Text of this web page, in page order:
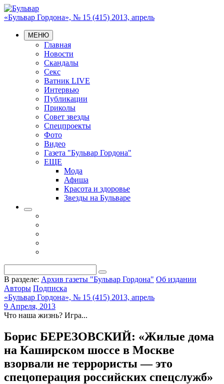
«Бульвар Гордона», № 15 (415) 2013, апрель
МЕНЮ
Главная
Новости
Скандалы
Секс
Ватник LIVE
Интервью
Публикации
Приколы
Совет звезды
Спецпроекты
Фото
Видео
Газета "Бульвар Гордона"
ЕЩЕ
Мода
Афиша
Красота и здоровье
Звезды на Бульваре
В разделе: Архив газеты "Бульвар Гордона" Об издании
Авторы Подписка
«Бульвар Гордона», № 15 (415) 2013, апрель
9 Апреля, 2013
Что наша жизнь? Игра...
Борис БЕРЕЗОВСКИЙ: «Жилые дома
на Каширском шоссе в Москве
взорвали не террористы — это
спецоперация российских спецслужб»